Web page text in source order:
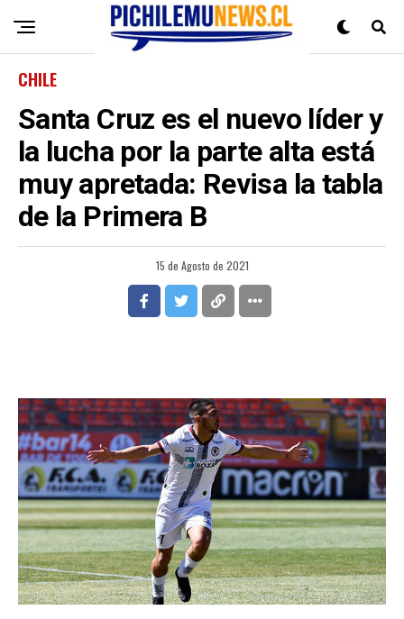
CHILE
Santa Cruz es el nuevo líder y
la lucha por la parte alta está
muy apretada: Revisa la tabla
de la Primera B
15 de Agosto de 2021